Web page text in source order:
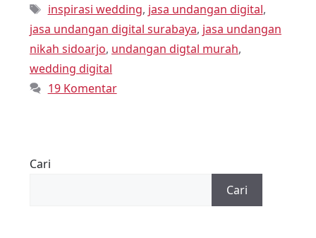
inspirasi wedding, jasa undangan digital,
jasa undangan digital surabaya, jasa undangan
nikah sidoarjo, undangan digtal murah,
wedding digital
19 Komentar
Cari
Cari